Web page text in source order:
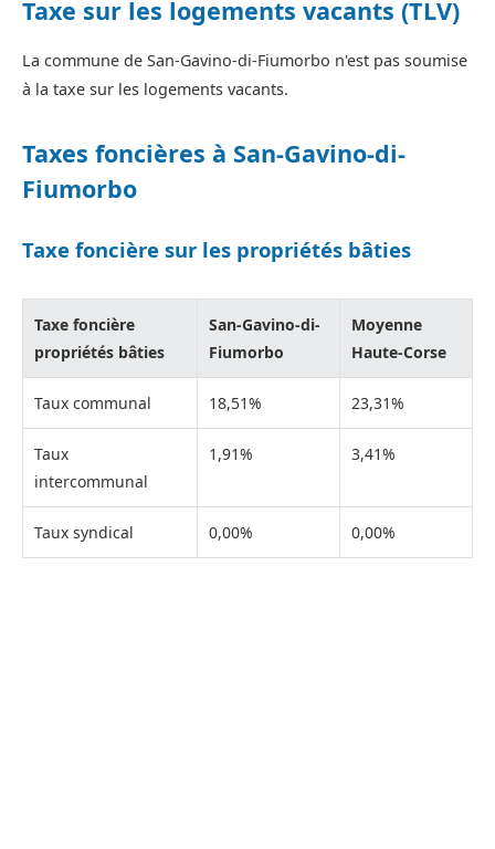
Taxe sur les logements vacants (TLV)
La commune de San-Gavino-di-Fiumorbo n'est pas soumise
à la taxe sur les logements vacants.
Taxes foncières à San-Gavino-di-
Fiumorbo
Taxe foncière sur les propriétés bâties
Taxe foncière
propriétés bâties
San-Gavino-di-
Fiumorbo
Moyenne
Haute-Corse
Taux communal 18,51% 23,31%
Taux
intercommunal
1,91% 3,41%
Taux syndical 0,00% 0,00%